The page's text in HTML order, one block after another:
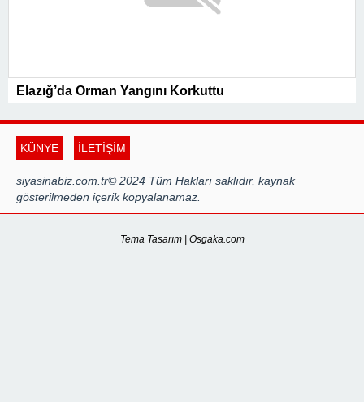
Elazığ’da Orman Yangını Korkuttu
KÜNYE İLETİŞİM
siyasinabiz.com.tr© 2024 Tüm Hakları saklıdır, kaynak
gösterilmeden içerik kopyalanamaz.
Tema Tasarım | Osgaka.com